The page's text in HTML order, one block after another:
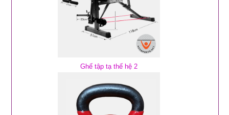
Ghế tập tạ thế hệ 2